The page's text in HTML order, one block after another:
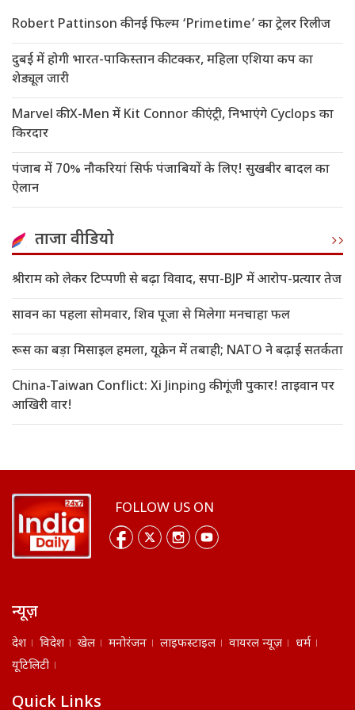
Robert Pattinson की नई फिल्म ‘Primetime’ का ट्रेलर रिलीज
दुबई में होगी भारत-पाकिस्तान की टक्कर, महिला एशिया कप का
शेड्यूल जारी
Marvel की X-Men में Kit Connor की एंट्री, निभाएंगे Cyclops का
किरदार
पंजाब में 70% नौकरियां सिर्फ पंजाबियों के लिए! सुखबीर बादल का
ऐलान
ताजा वीडियो
श्रीराम को लेकर टिप्पणी से बढ़ा विवाद, सपा-BJP में आरोप-प्रत्यार तेज
सावन का पहला सोमवार, शिव पूजा से मिलेगा मनचाहा फल
रूस का बड़ा मिसाइल हमला, यूक्रेन में तबाही; NATO ने बढ़ाई सतर्कता
China-Taiwan Conflict: Xi Jinping की गूंजी पुकार! ताइवान पर
आखिरी वार!
FOLLOW US ON
न्यूज़
देश विदेश खेल मनोरंजन लाइफस्टाइल वायरल न्यूज़
धर्म
यूटिलिटी
Quick Links